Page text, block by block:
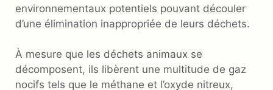
environnementaux potentiels pouvant découler
d’une élimination inappropriée de leurs déchets.
À mesure que les déchets animaux se
décomposent, ils libèrent une multitude de gaz
nocifs tels que le méthane et l’oxyde nitreux,